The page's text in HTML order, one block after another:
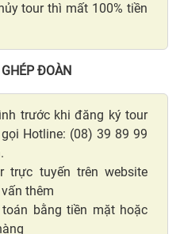
tour thì mất 100% tiền
ĐOÀN
trước khi đăng ký tour
Hotline: (08) 39 89 99
trực tuyến trên website
thêm
bằng tiền mặt hoặc